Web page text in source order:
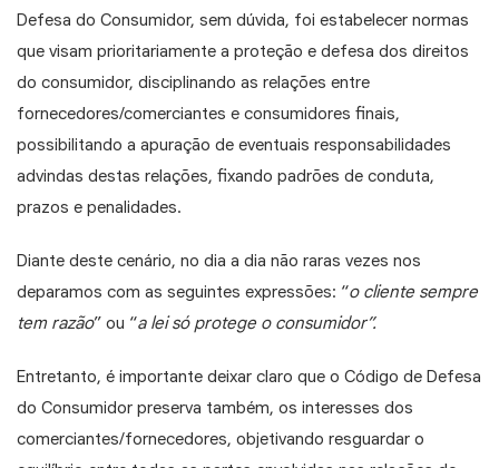
Defesa do Consumidor, sem dúvida, foi estabelecer normas
que visam prioritariamente a proteção e defesa dos direitos
do consumidor, disciplinando as relações entre
fornecedores/comerciantes e consumidores finais,
possibilitando a apuração de eventuais responsabilidades
advindas destas relações, fixando padrões de conduta,
prazos e penalidades.
Diante deste cenário, no dia a dia não raras vezes nos
deparamos com as seguintes expressões: “o cliente sempre
tem razão” ou “a lei só protege o consumidor”.
Entretanto, é importante deixar claro que o Código de Defesa
do Consumidor preserva também, os interesses dos
comerciantes/fornecedores, objetivando resguardar o